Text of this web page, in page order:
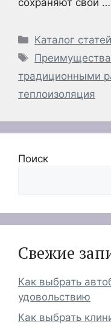
сохраняют свои …
Рубрики
Каталог статей
Метки
традиционными
теплоизоляция
Поиск
Свежие
Как выбрать
удовольствию
Как выбрать